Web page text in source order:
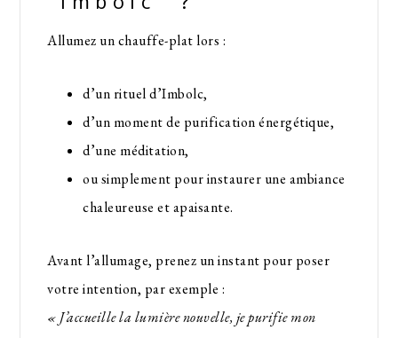
Allumez un chauffe-plat lors :
d’un rituel d’Imbolc,
d’un moment de purification énergétique,
d’une méditation,
ou simplement pour instaurer une ambiance
chaleureuse et apaisante.
Avant l’allumage, prenez un instant pour poser
votre intention, par exemple :
« J’accueille la lumière nouvelle, je purifie mon